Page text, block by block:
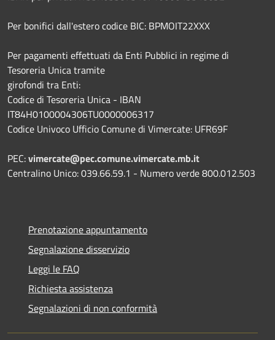
Per bonifici dall'estero codice BIC: BPMOIT22XXX
Per pagamenti effettuati da Enti Pubblici in regime di
Tesoreria Unica tramite
girofondi tra Enti:
Codice di Tesoreria Unica - IBAN
IT84H0100004306TU0000006317
Codice Univoco Ufficio Comune di Vimercate: UFR69F
PEC:vimercate@pec.comune.vimercate.mb.it
Centralino Unico: 039.66.59.1 - Numero verde 800.012.503
Prenotazione appuntamento
Segnalazione disservizio
Leggi le FAQ
Richiesta assistenza
Segnalazioni di non conformità